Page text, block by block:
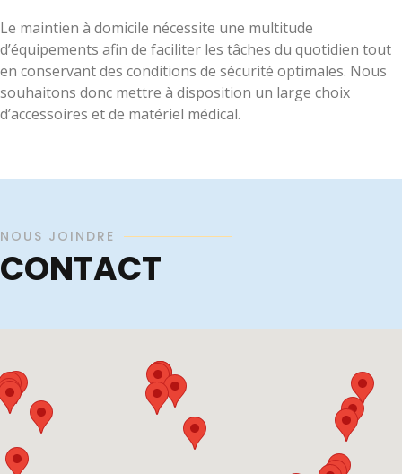
Le maintien à domicile nécessite une multitude
d’équipements afin de faciliter les tâches du quotidien tout
en conservant des conditions de sécurité optimales. Nous
souhaitons donc mettre à disposition un large choix
d’accessoires et de matériel médical.
NOUS JOINDRE
CONTACT